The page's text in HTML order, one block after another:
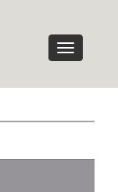
Toggle